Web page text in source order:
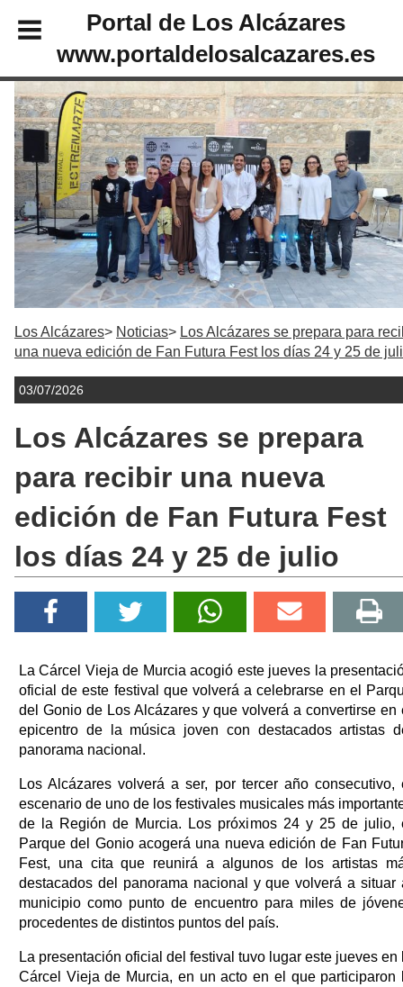
Portal de Los Alcázares
www.portaldelosalcazares.es
Los Alcázares Noticias
Los Alcázares se prepara para
una nueva edición de Fan Futura Fest los días 24 y 25 de
03/07/2026
Los Alcázares se prepara
para recibir una nueva
edición de Fan Futura Fest
los días 24 y 25 de julio
La Cárcel Vieja de Murcia acogió este jueves la
oficial de este festival que volverá a celebrarse en el
del Gonio de Los Alcázares y que volverá a convertirse en
epicentro de la música joven con destacados artistas
panorama nacional.
Los Alcázares volverá a ser, por tercer año consecutivo,
escenario de uno de los festivales musicales más
de la Región de Murcia. Los próximos 24 y 25 de julio,
Parque del Gonio acogerá una nueva edición de Fan
Fest, una cita que reunirá a algunos de los artistas
destacados del panorama nacional y que volverá a situar
municipio como punto de encuentro para miles de
procedentes de distintos puntos del país.
La presentación oficial del festival tuvo lugar este jueves en
Cárcel Vieja de Murcia, en un acto en el que participaron